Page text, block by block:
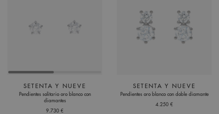
SETENTA Y NUEVE
Pendientes solitario oro blanco con
diamantes
9.730 €
SETENTA Y NUEVE
Pendientes oro blanco con doble diamante
4.250 €